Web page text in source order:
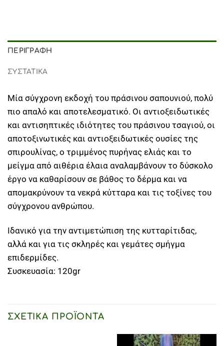
ΠΕΡΙΓΡΑΦΉ
ΣΥΣΤΑΤΙΚΑ
Μία σύγχρονη εκδοχή του πράσινου σαπουνιού, πολύ
πιο απαλό και αποτελεσματικό. Οι αντιοξειδωτικές
και αντισηπτικές ιδιότητες του πράσινου τσαγιού, οι
αποτοξινωτικές και αντιοξειδωτικές ουσίες της
σπιρουλίνας, ο τριμμένος πυρήνας ελιάς και το
μείγμα από αιθέρια έλαια αναλαμβάνουν το δύσκολο
έργο να καθαρίσουν σε βάθος το δέρμα και να
απομακρύνουν τα νεκρά κύτταρα και τις τοξίνες του
σύγχρονου ανθρώπου.
Ιδανικό για την αντιμετώπιση της κυτταρίτιδας,
αλλά και για τις σκληρές και γεμάτες σμήγμα
επιδερμίδες.
Συσκευασία: 120gr
ΣΧΕΤΙΚΆ ΠΡΟΪΌΝΤΑ